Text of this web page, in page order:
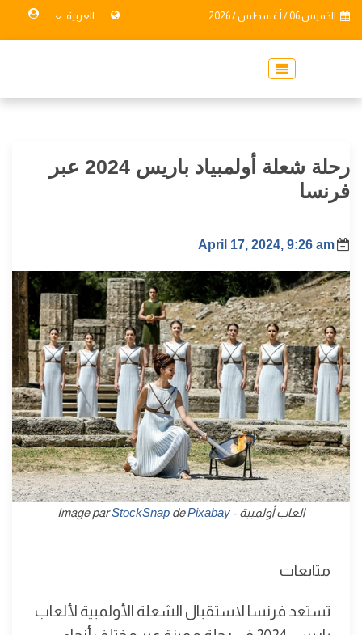
الخميس 06 / أغسطس / 2026 العربية
رحلة شعلة أولمبياد باريس 2024 عبر
فرنسا
April 17, 2024, 9:26 am
العاب أولمبية - Image par StockSnap dePixabay
متابعات
تستعد فرنسا لاستقبال الشعلة الأولمبية لألعاب